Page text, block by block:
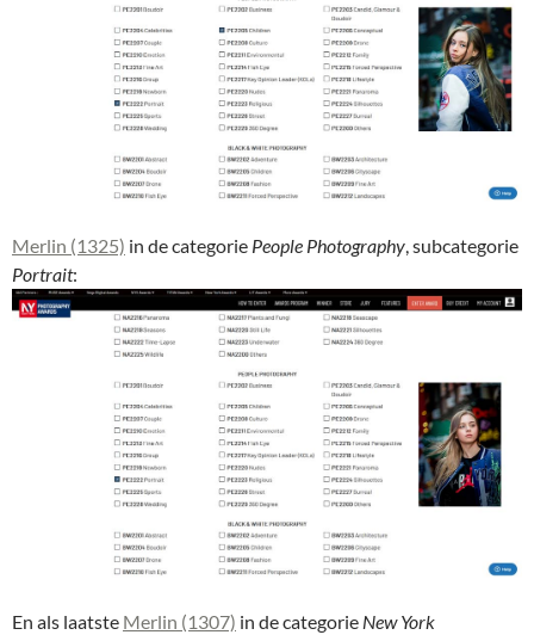
Merlin (1325) in de categorie People Photography, subcategorie
Portrait:
En als laatste Merlin (1307) in de categorie New York